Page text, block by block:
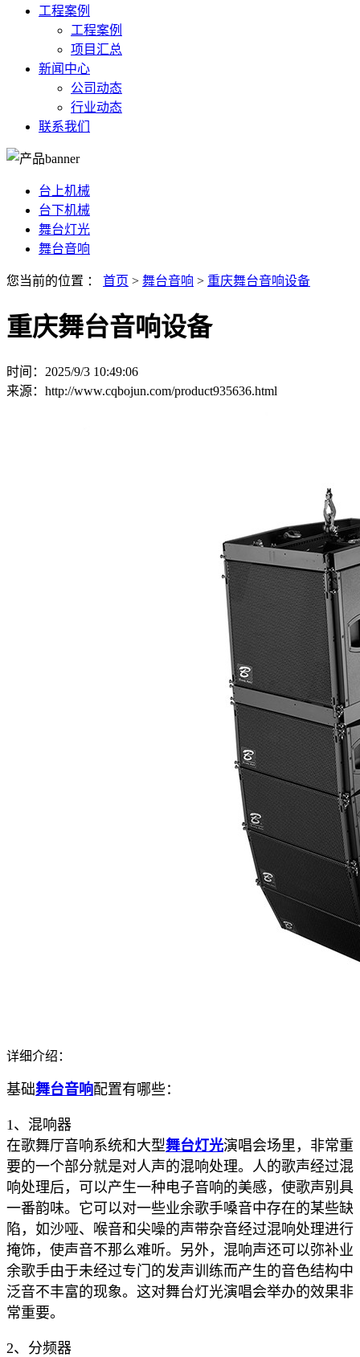
工程案例
工程案例
项目汇总
新闻中心
公司动态
行业动态
联系我们
台上机械
台下机械
舞台灯光
舞台音响
您当前的位置 ： 首页 > 舞台音响 > 重庆舞台音响设备
重庆舞台音响设备
时间：2025/9/3 10:49:06
来源： http://www.cqbojun.com/product935636.html
详细介绍：
基础舞台音响配置有哪些：
1、混响器
在歌舞厅音响系统和大型舞台灯光演唱会场里，非常重
要的一个部分就是对人声的混响处理。人的歌声经过混
响处理后，可以产生一种电子音响的美感，使歌声别具
一番韵味。它可以对一些业余歌手嗓音中存在的某些缺
陷，如沙哑、喉音和尖噪的声带杂音经过混响处理进行
掩饰，使声音不那么难听。另外，混响声还可以弥补业
余歌手由于未经过专门的发声训练而产生的音色结构中
泛音不丰富的现象。这对舞台灯光演唱会举办的效果非
常重要。
2、分频器